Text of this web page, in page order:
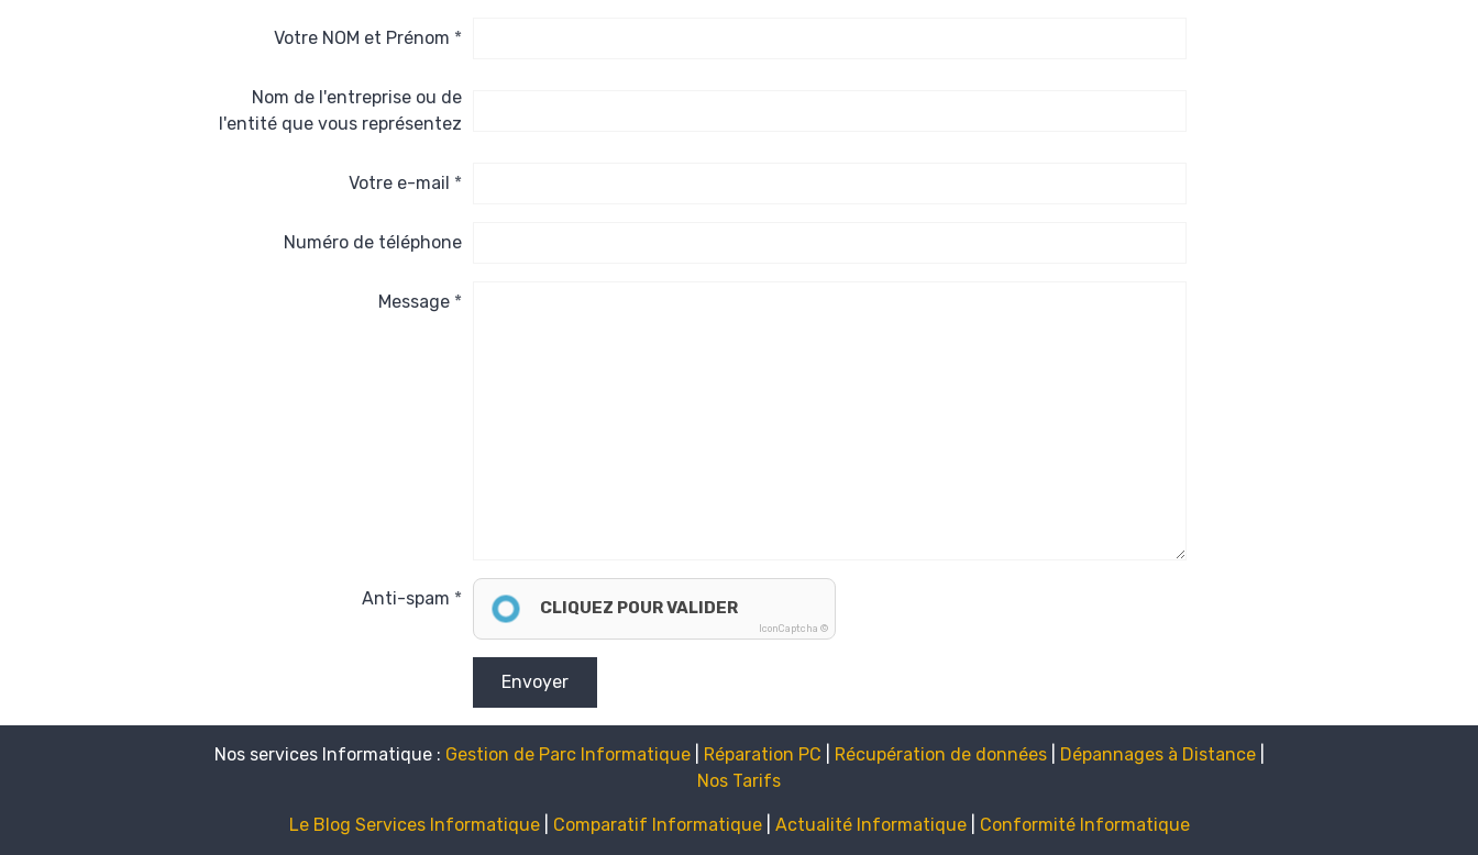
Votre NOM et Prénom
Nom de l'entreprise ou de
l'entité que vous représentez
Votre e-mail
Numéro de téléphone
Message
Anti-spam CLIQUEZ POUR VALIDER
IconCaptcha ©
Envoyer
Nos services Informatique : Gestion de Parc Informatique| Réparation PC Récupération de données| Dépannages à Distance|
Nos Tarifs
Le Blog Services Informatique| Comparatif Informatique| Actualité Informatique| Conformité Informatique